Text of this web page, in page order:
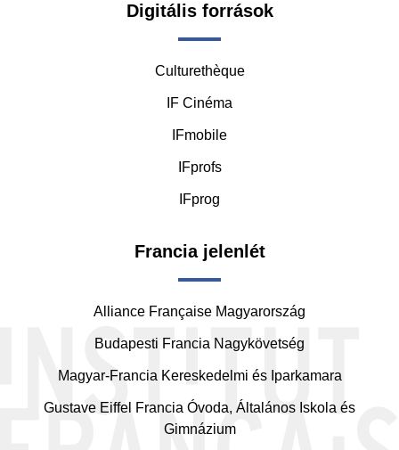
Digitális források
Culturethèque
IF Cinéma
IFmobile
IFprofs
IFprog
Francia jelenlét
Alliance Française Magyarország
Budapesti Francia Nagykövetség
Magyar-Francia Kereskedelmi és Iparkamara
Gustave Eiffel Francia Óvoda, Általános Iskola és
Gimnázium